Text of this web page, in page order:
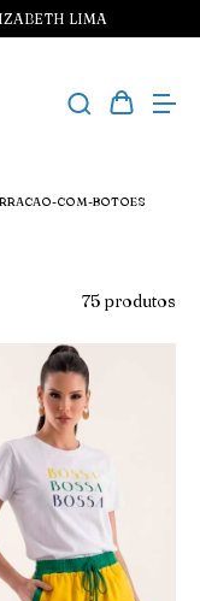
LIMA
COM-BOTOES
75 produtos